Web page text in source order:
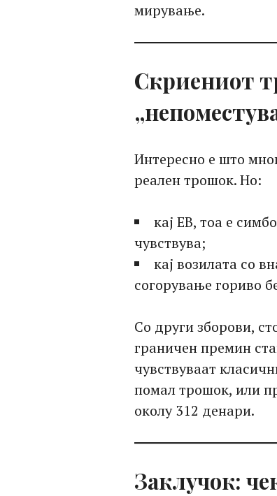
мирување.
Скриениот
Интересно е што
реален трошок. Но:
кај ЕВ, тоа е
чувствува;
кај возилата со
согорување гориво
Со други зборови,
граничен премин
чувствуваат
помал трошок, или
околу 312 денари.
Заклучок: